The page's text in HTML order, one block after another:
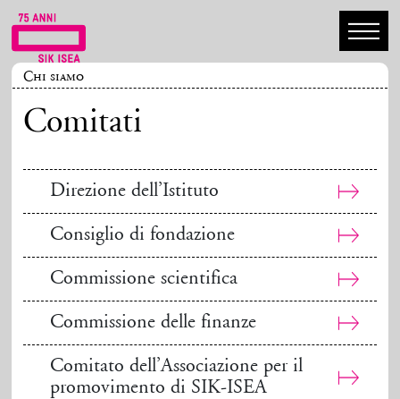
Chi siamo
Comitati
Direzione dell’Istituto
Consiglio di fondazione
Commissione scientifica
Commissione delle finanze
Comitato dell’Associazione per il
promovimento di SIK-ISEA